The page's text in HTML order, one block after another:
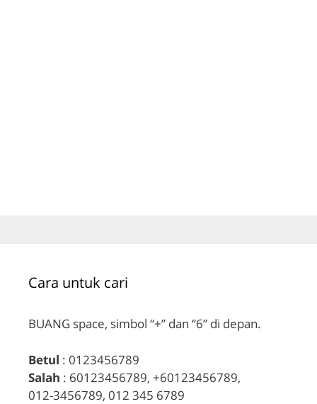
Cara untuk cari
BUANG space, simbol “+” dan “6” di depan.
Betul : 0123456789
Salah : 60123456789, +60123456789,
012-3456789, 012 345 6789